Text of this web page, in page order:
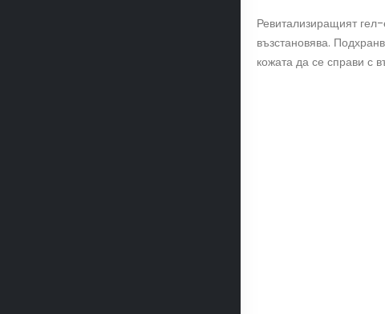
Ревитализиращият
възстановява.
кожата да се справи с